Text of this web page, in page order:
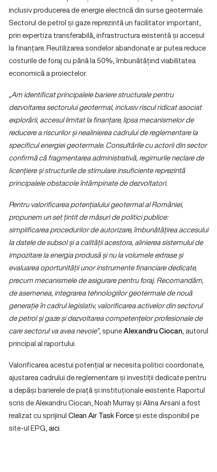
inclusiv producerea de energie electrică din surse geotermale.
Sectorul de petrol și gaze reprezintă un facilitator important,
prin expertiza transferabilă, infrastructura existentă și accesul
la finanțare. Reutilizarea sondelor abandonate ar putea reduce
costurile de foraj cu până la 50%, îmbunătățind viabilitatea
economică a proiectelor.
„Am identificat principalele bariere structurale pentru
dezvoltarea sectorului geotermal, inclusiv riscul ridicat asociat
explorării, accesul limitat la finanțare, lipsa mecanismelor de
reducere a riscurilor și nealinierea cadrului de reglementare la
specificul energiei geotermale. Consultările cu actorii din sector
confirmă că fragmentarea administrativă, regimurile neclare de
licențiere și structurile de stimulare insuficiente reprezintă
principalele obstacole întâmpinate de dezvoltatori.
Pentru valorificarea potențialului geotermal al României,
propunem un set țintit de măsuri de politici publice:
simplificarea procedurilor de autorizare, îmbunătățirea accesului
la datele de subsol și a calității acestora, alinierea sistemului de
impozitare la energia produsă și nu la volumele extrase și
evaluarea oportunității unor instrumente financiare dedicate,
precum mecanismele de asigurare pentru foraj. Recomandăm,
de asemenea, integrarea tehnologiilor geotermale de nouă
generație în cadrul legislativ, valorificarea activelor din sectorul
de petrol și gaze și dezvoltarea competențelor profesionale de
care sectorul va avea nevoie”, spuneAlexandru Ciocan, autorul
principal al raportului.
Valorificarea acestui potențial ar necesita politici coordonate,
ajustarea cadrului de reglementare și investiții dedicate pentru
a depăși barierele de piață și instituționale existente. Raportul
scris de Alexandru Ciocan, Noah Murray și Alina Arsani a fost
realizat cu sprijinulClean Air Task Forceși este disponibil pe
site-ul EPG,aici.